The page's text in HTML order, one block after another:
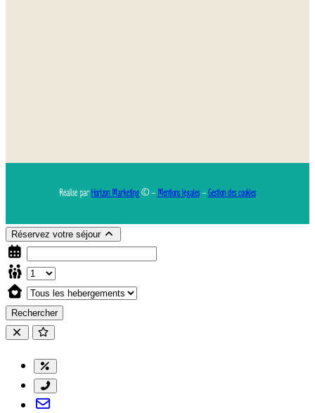
Réalisé parHorizon Marketing© – Mentions légales–Gestion des cookies
Réservez votre séjour
Rechercher